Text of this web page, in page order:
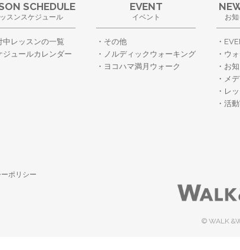
SCHEDULE
スンスケジュール
中レッスンの一覧
ジュールカレンダー
EVENT
イベント
その他
ノルディックウォーキング
ヨコハマ満月ウォーク
お
ウ
お
メ
レ
活
ポリシー
© WALK